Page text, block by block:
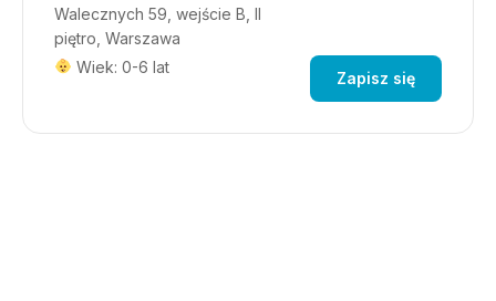
Walecznych 59, wejście B, II
piętro, Warszawa
Wiek: 0-6 lat
Zapisz się